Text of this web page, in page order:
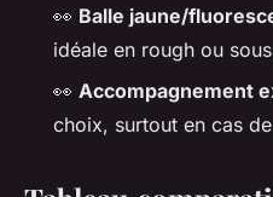
👀 Balle jaune/
idéale en rough ou
👀 Accompagnement
choix, surtout en cas